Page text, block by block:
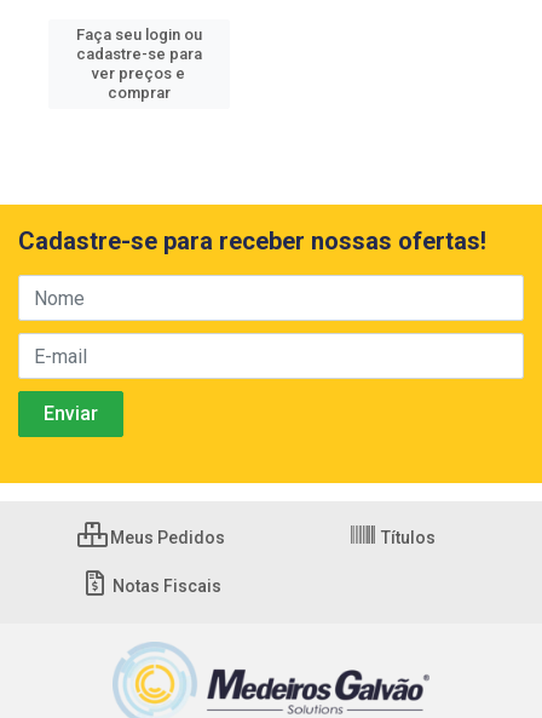
Faça seu login ou
cadastre-se para
ver preços e
comprar
Cadastre-se para receber nossas ofertas!
Meus Pedidos Títulos
Notas Fiscais